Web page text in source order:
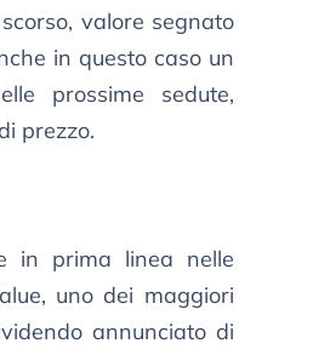
valore segnato
in questo caso un
prossime sedute,
prezzo.
in prima linea nelle
uno dei maggiori
annunciato di